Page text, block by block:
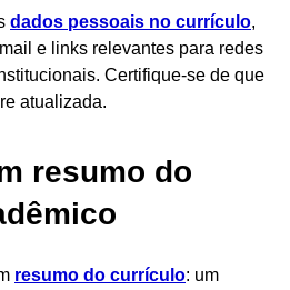
dados pessoais no currículo,
e links relevantes para redes
Certifique-se de que
atualizada.
resumo do
resumo do currículo: um